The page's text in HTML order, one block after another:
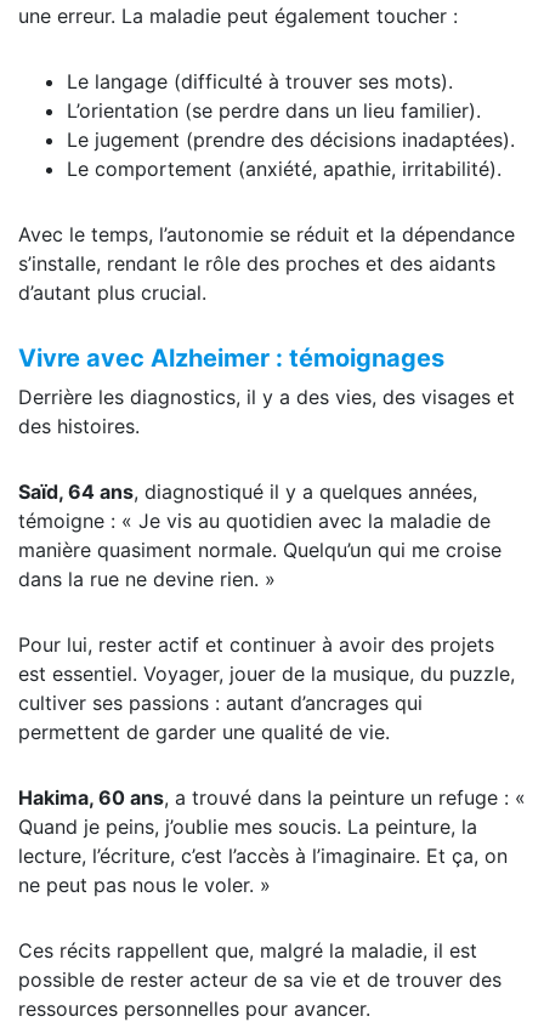
une erreur. La maladie peut également toucher :
Le langage (difficulté à trouver ses mots).
L’orientation (se perdre dans un lieu familier).
Le jugement (prendre des décisions inadaptées).
Le comportement (anxiété, apathie, irritabilité).
Avec le temps, l’autonomie se réduit et la dépendance
s’installe, rendant le rôle des proches et des aidants
d’autant plus crucial.
Vivre avec Alzheimer : témoignages
Derrière les diagnostics, il y a des vies, des visages et
des histoires.
Saïd, 64 ans, diagnostiqué il y a quelques années,
témoigne : « Je vis au quotidien avec la maladie de
manière quasiment normale. Quelqu’un qui me croise
dans la rue ne devine rien. »
Pour lui, rester actif et continuer à avoir des projets
est essentiel. Voyager, jouer de la musique, du puzzle,
cultiver ses passions : autant d’ancrages qui
permettent de garder une qualité de vie.
Hakima, 60 ans, a trouvé dans la peinture un refuge : «
Quand je peins, j’oublie mes soucis. La peinture, la
lecture, l’écriture, c’est l’accès à l’imaginaire. Et ça, on
ne peut pas nous le voler. »
Ces récits rappellent que, malgré la maladie, il est
possible de rester acteur de sa vie et de trouver des
ressources personnelles pour avancer.